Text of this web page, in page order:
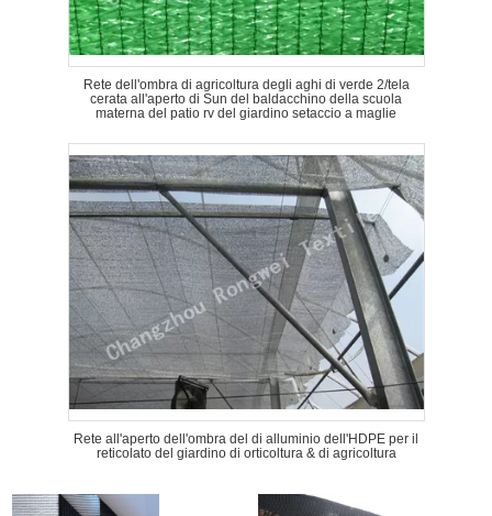
Rete dell'ombra di agricoltura degli aghi di verde 2/tela
cerata all'aperto di Sun del baldacchino della scuola
materna del patio rv del giardino setaccio a maglie
Rete all'aperto dell'ombra del di alluminio dell'HDPE per il
reticolato del giardino di orticoltura & di agricoltura